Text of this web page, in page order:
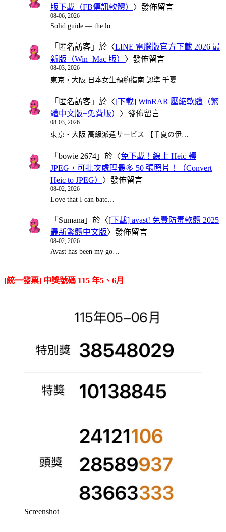
版下載（FB傳訊軟體） 〉發佈留言
08-06, 2026
Solid guide — the lo…
「 匿名訪客 」於〈LINE 電腦版官方下載 2026 最
新版（Win+Mac 版） 〉發佈留言
08-03, 2026
東京・大阪 日本女生預約指南 認準 千夏…
「 匿名訪客 」於〈[下載] WinRAR 壓縮軟體（繁
體中文版+免費版） 〉發佈留言
08-03, 2026
東京・大阪 高級派遣サービス 【千夏の伊…
「 bowie 2674 」於〈免下載！線上 Heic 轉
JPEG，可批次處理最多 50 張照片！（Convert
Heic to JPEG） 〉發佈留言
08-02, 2026
Love that I can batc…
「 Sumana 」於〈[下載] avast! 免費防毒軟體 2025
最新繁體中文版〉發佈留言
08-02, 2026
Avast has been my go…
[統一發票] 中獎號碼 115 年5、6月
Screenshot